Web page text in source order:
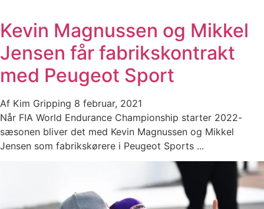
Kevin Magnussen og Mikkel
Jensen får fabrikskontrakt
med Peugeot Sport
Af Kim Gripping 8 februar, 2021
Når FIA World Endurance Championship starter 2022-
sæsonen bliver det med Kevin Magnussen og Mikkel
Jensen som fabrikskørere i Peugeot Sports ...